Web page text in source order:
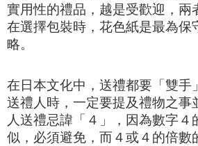
實用性的禮品，越是受歡迎，兩
在選擇包裝時，花色紙是最為保
略。
在日本文化中，送禮都要「雙手
送禮人時，一定要提及禮物之事
人送禮忌諱「４」， 因為數字４
似，必須避免，而４或４的倍數